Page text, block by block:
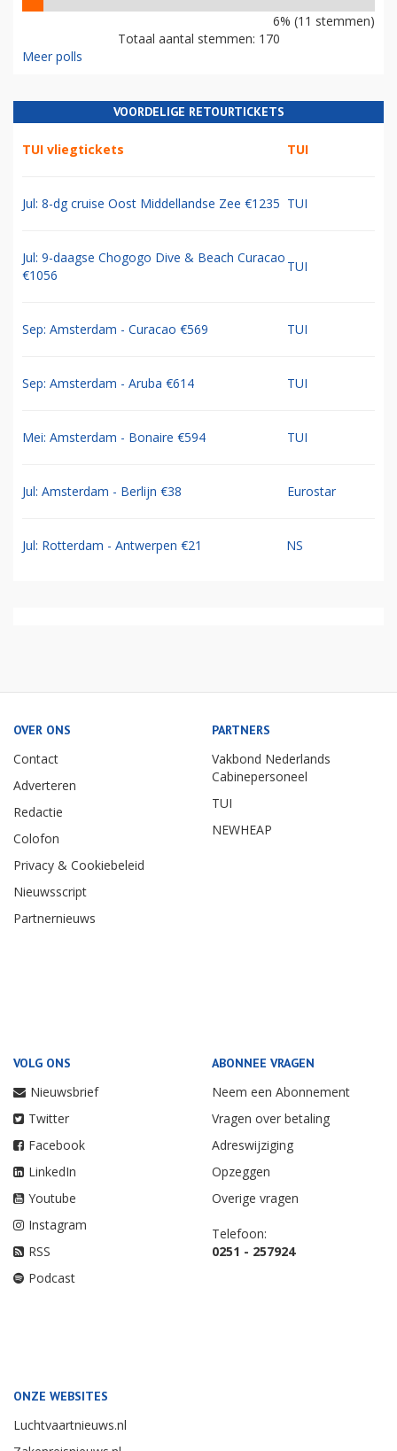
6% (11 stemmen)
Totaal aantal stemmen: 170
Meer polls
VOORDELIGE RETOURTICKETS
TUI vliegtickets TUI
Jul: 8-dg cruise Oost Middellandse Zee €1235 TUI
Jul: 9-daagse Chogogo Dive & Beach Curacao
€1056
TUI
Sep: Amsterdam - Curacao €569 TUI
Sep: Amsterdam - Aruba €614 TUI
Mei: Amsterdam - Bonaire €594 TUI
Jul: Amsterdam - Berlijn €38 Eurostar
Jul: Rotterdam - Antwerpen €21 NS
OVER ONS
Contact
Adverteren
Redactie
Colofon
Privacy & Cookiebeleid
Nieuwsscript
Partnernieuws
PARTNERS
Vakbond Nederlands
Cabinepersoneel
TUI
NEWHEAP
VOLG ONS
Nieuwsbrief
Twitter
Facebook
LinkedIn
Youtube
Instagram
RSS
Podcast
ABONNEE VRAGEN
Neem een Abonnement
Vragen over betaling
Adreswijziging
Opzeggen
Overige vragen
Telefoon:
0251 - 257924
ONZE WEBSITES
Luchtvaartnieuws.nl